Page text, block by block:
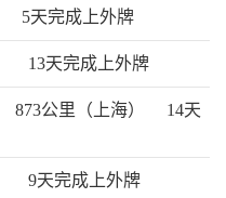
5天完成上外牌
13天完成上外牌
873公里（上海）
14天
9天完成上外牌